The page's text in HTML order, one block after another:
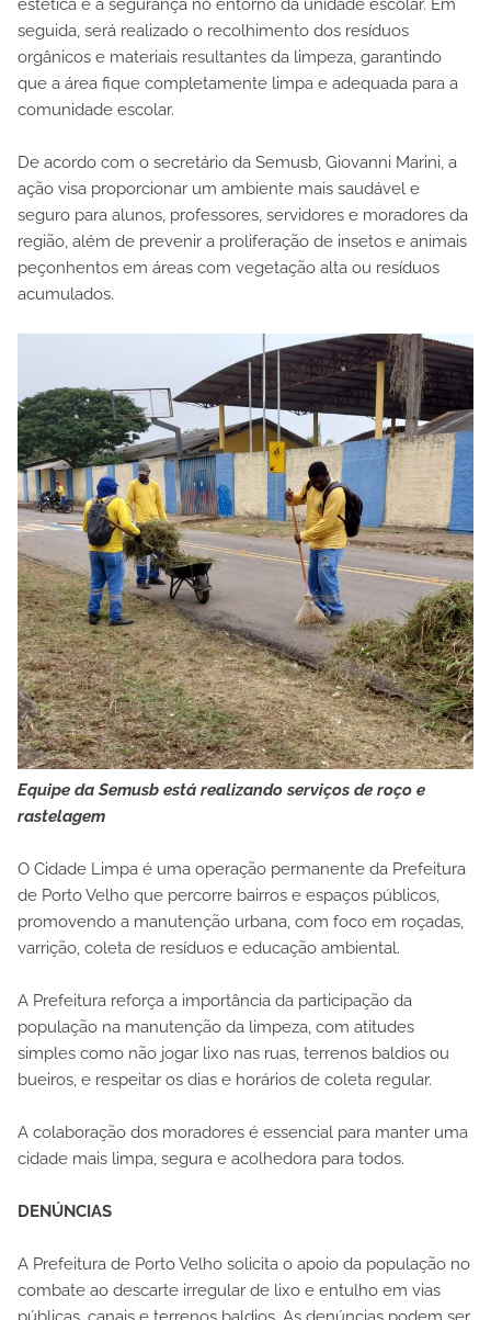
estética e a segurança no entorno da unidade escolar. Em
seguida, será realizado o recolhimento dos resíduos
orgânicos e materiais resultantes da limpeza, garantindo
que a área fique completamente limpa e adequada para a
comunidade escolar.
De acordo com o secretário da Semusb, Giovanni Marini, a
ação visa proporcionar um ambiente mais saudável e
seguro para alunos, professores, servidores e moradores da
região, além de prevenir a proliferação de insetos e animais
peçonhentos em áreas com vegetação alta ou resíduos
acumulados.
Equipe da Semusb está realizando serviços de roço e
rastelagem
O Cidade Limpa é uma operação permanente da Prefeitura
de Porto Velho que percorre bairros e espaços públicos,
promovendo a manutenção urbana, com foco em roçadas,
varrição, coleta de resíduos e educação ambiental.
A Prefeitura reforça a importância da participação da
população na manutenção da limpeza, com atitudes
simples como não jogar lixo nas ruas, terrenos baldios ou
bueiros, e respeitar os dias e horários de coleta regular.
A colaboração dos moradores é essencial para manter uma
cidade mais limpa, segura e acolhedora para todos.
DENÚNCIAS
A Prefeitura de Porto Velho solicita o apoio da população no
combate ao descarte irregular de lixo e entulho em vias